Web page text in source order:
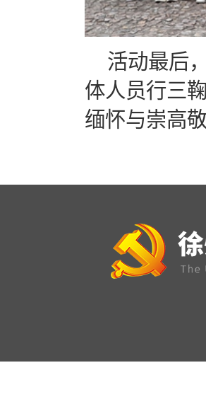
活动最后
体人员行三
缅怀与崇高敬